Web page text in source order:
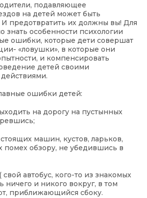
подавляющее
на детей может быть
предотвратить их должны вы! Для
знать особенности психологии
ошибки, которые дети совершат
«ловушки», в которые они
и компенсировать
детей своими
ошибки детей:
на дорогу на пустынных
машин, кустов, ларьков,
помех обзору, не убедившись в
свой автобус, кого-то из знакомых
ничего и никого вокруг, в том
приближающийся сбоку.